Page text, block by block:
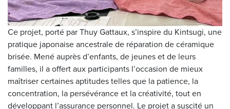
Ce projet, porté par Thuy Gattaux, s’inspire du Kintsugi, une
pratique japonaise ancestrale de réparation de céramique
brisée. Mené auprès d’enfants, de jeunes et de leurs
familles, il a offert aux participants l’occasion de mieux
maîtriser certaines aptitudes telles que la patience, la
concentration, la persévérance et la créativité, tout en
développant l’assurance personnel. Le projet a suscité un